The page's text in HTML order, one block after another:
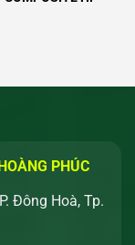
PHÚC
Đông Hoà, Tp.